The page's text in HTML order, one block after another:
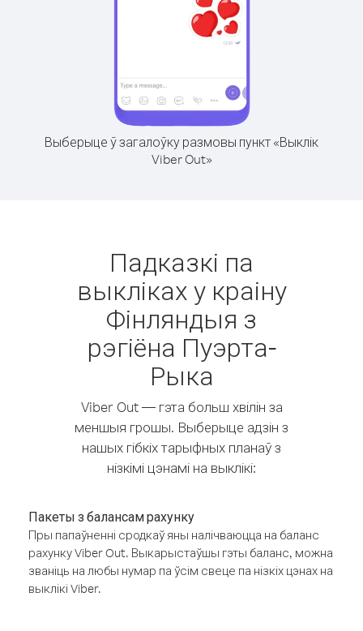
Выберыце ў загалоўку размовы пункт «Выклік
Viber Out»
Падказкі па
выкліках у краіну
Фінляндыя з
рэгіёна Пуэрта-
Рыка
Viber Out — гэта больш хвілін за
меншыя грошы. Выберыце адзін з
нашых гібкіх тарыфных планаў з
нізкімі цэнамі на выклікі:
Пакеты з балансам рахунку
Пры папаўненні сродкаў яны налічваюцца на баланс
рахунку Viber Out. Выкарыстаўшы гэты баланс, можна
званіць на любы нумар па ўсім свеце па нізкіх цэнах на
выклікі Viber.